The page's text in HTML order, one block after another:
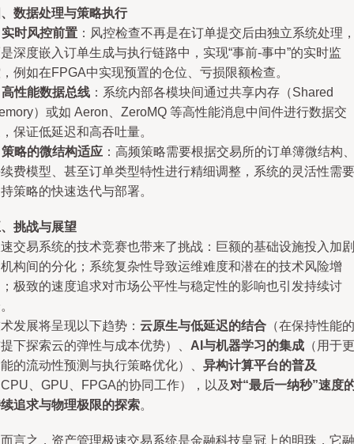
数据处理与策略执行
实时风控前置 ：风控检查不再是在订单提交后由独立系统处理
深度嵌入订单生成与执行链路中，实现“事前-事中”的实时监
例如在FPGA中实现预置的仓位、亏损限额检查。
高性能数据总线 ：系统内部各模块间通过共享内存（Shared
）或如 Aeron、ZeroMQ 等高性能消息中间件进行数据交
保证低延迟和高吞吐量。
策略的微结构适应 ：高频策略需要根据交易所的订单簿微结构
费模型、甚至订单类型特性进行精细调整，系统的灵活性需要
策略的快速迭代与部署。
挑战与展望
交易系统的技术竞赛也带来了挑战：巨额的基础设施投入加剧
构间的分化；系统复杂性导致运维难度和潜在的技术风险增
极致的速度追求对市场公平性与稳定性的影响也引发持续讨
发展将呈现以下趋势： 云原生与低延迟的结合 （在保持性能的
下探索云的弹性与成本优势）、 AI与机器学习的集成 （用于更
的流动性预测与执行策略优化）、 异构计算平台的普及
、GPU、FPGA的协同工作），以及 对“最后一纳秒”速度
追求与物理极限的探索。
言之，资产管理极速交易系统是金融科技皇冠上的明珠，它融